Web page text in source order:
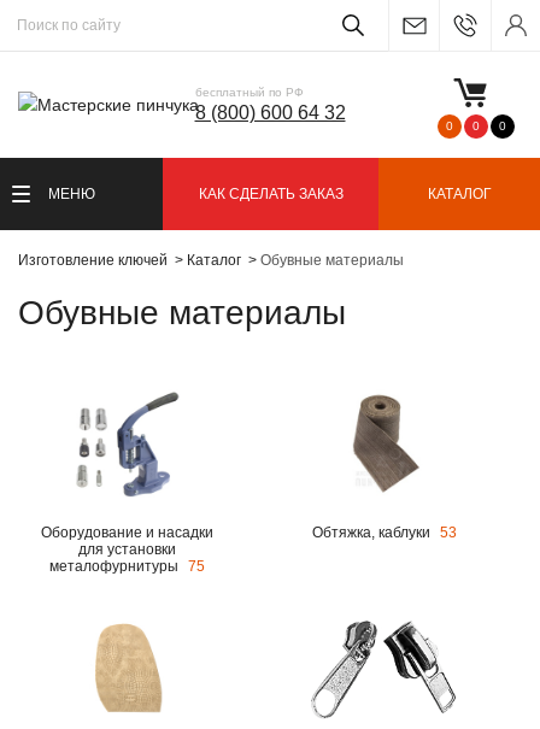
бесплатный по РФ
8 (800) 600 64 32
0 0 0
МЕНЮ КАК СДЕЛАТЬ ЗАКАЗ КАТАЛОГ
Изготовление ключей Каталог Обувные материалы
Обувные материалы
Оборудование и насадки
для установки
металофурнитуры
75
Обтяжка, каблуки 53